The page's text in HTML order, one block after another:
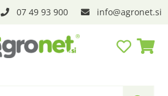
07 49 93 900 info agronet.si